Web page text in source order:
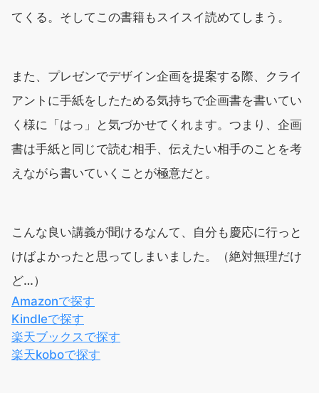
てくる。そしてこの書籍もスイスイ読めてしまう。
また、プレゼンでデザイン企画を提案する際、クライ
アントに手紙をしたためる気持ちで企画書を書いてい
く様に「はっ」と気づかせてくれます。つまり、企画
書は手紙と同じで読む相手、伝えたい相手のことを考
えながら書いていくことが極意だと。
こんな良い講義が聞けるなんて、自分も慶応に行っと
けばよかったと思ってしまいました。（絶対無理だけ
ど…）
Amazonで探す
Kindleで探す
楽天ブックスで探す
楽天koboで探す